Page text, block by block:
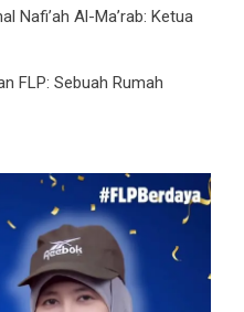
Nafi’ah Al-Ma’rab: Ketua
FLP: Sebuah Rumah